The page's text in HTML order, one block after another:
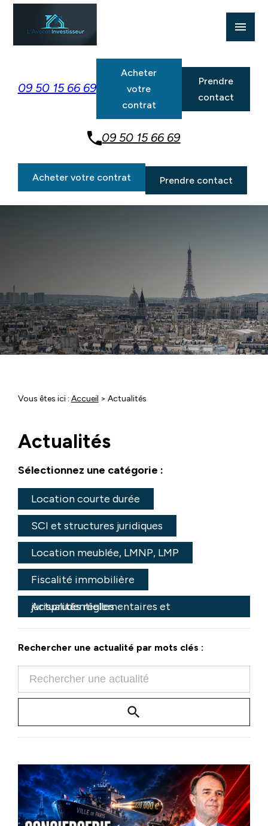
menu
09 50 15 66 69
Acheter
votre
contrat
Prendre
contact
09 50 15 66 69
Acheter votre contrat Prendre contact
Vous êtes ici : Accueil > Actualités
Actualités
Sélectionnez une catégorie :
Location courte durée
SCI et structures juridiques
Location meublée, LMNP, LMP
Fiscalité immobilière
Actualités règlementaires et jurisprudentielles
Rechercher une actualité par mots clés :